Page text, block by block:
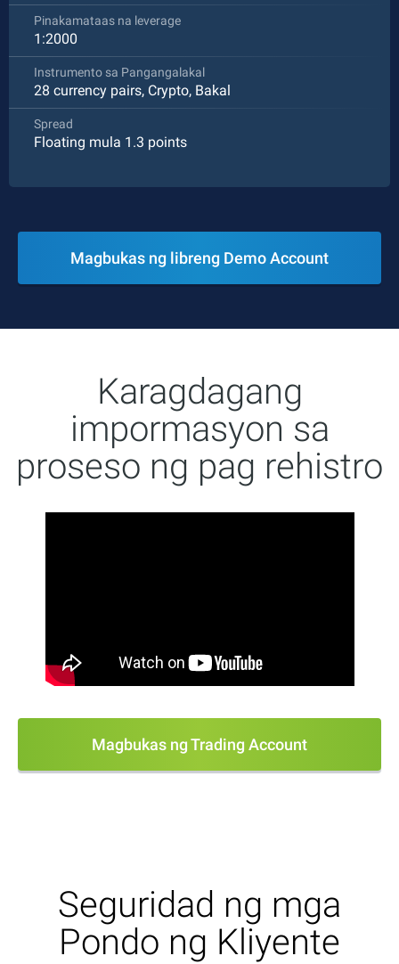
Pinakamataas na leverage
1:2000
Instrumento sa Pangangalakal
28 currency pairs, Crypto, Bakal
Spread
Floating mula 1.3 points
Magbukas ng libreng Demo Account
Karagdagang
impormasyon sa
proseso ng pag rehistro
Magbukas ng Trading Account
Seguridad ng mga
Pondo ng Kliyente